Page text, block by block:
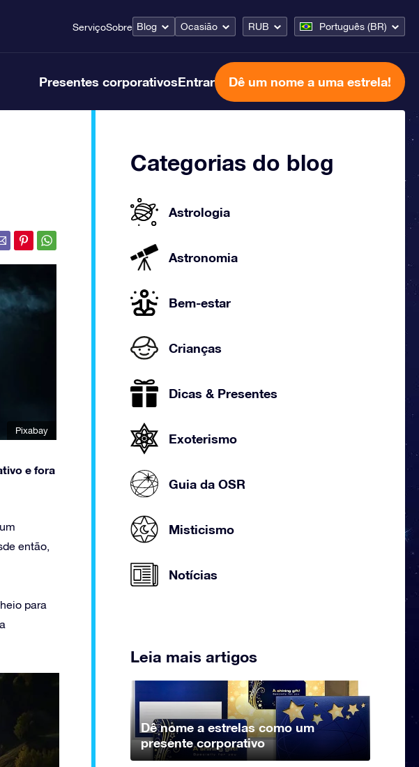
ServiçoSobre Blog Ocasião RUB Português (BR)
Presentes corporativosEntrar Dê um nome a uma estrela!
Pixabay
e fora
então,
para
Categorias do blog
Astrologia
Astronomia
Bem-estar
Crianças
Dicas & Presentes
Exoterismo
Guia da OSR
Misticismo
Notícias
Leia mais artigos
Dê nome a estrelas como um
presente corporativo